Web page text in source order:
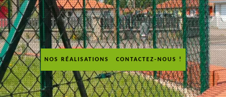
NOS RÉALISATIONS CONTACTEZ-NOUS !